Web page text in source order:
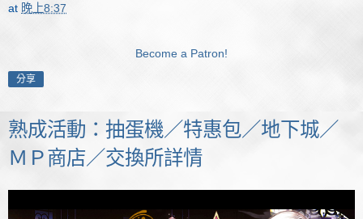
at 晚上8:37
Become a Patron!
分享
熟成活動：抽蛋機／特惠包／地下城／
ＭＰ商店／交換所詳情